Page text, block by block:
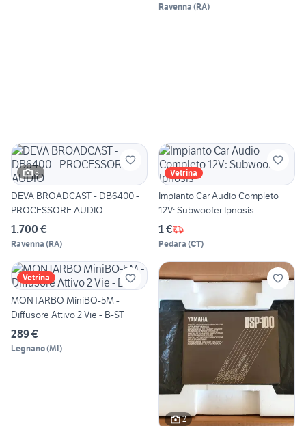
Ravenna (RA)
3
DEVA BROADCAST - DB6400 -
PROCESSORE AUDIO
1.700 €
Ravenna (RA)
Vetrina
Impianto Car Audio Completo
12V: Subwoofer Ipnosis
1 €
Pedara (CT)
Vetrina
MONTARBO MiniBO-5M -
Diffusore Attivo 2 Vie - B-ST
289 €
Legnano(MI)
2